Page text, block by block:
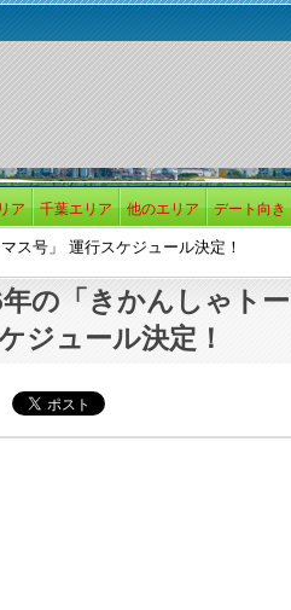
ア 千葉エリア 他のエリア デート向き
ス号」 運行スケジュール決定！
の「きかんしゃト
ジュール決定！